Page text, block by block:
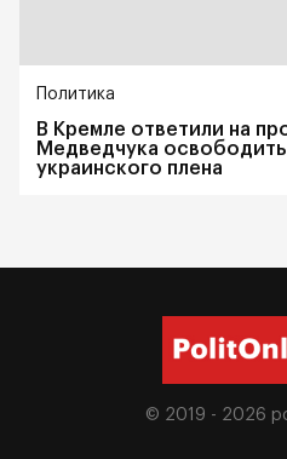
Политика
В Кремле ответили на
Медведчука освободить
украинского плена
© 2019 - 2026